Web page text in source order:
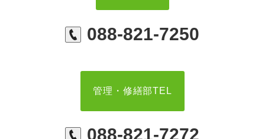
088-821-7250
管理・修繕部TEL
088-821-7272